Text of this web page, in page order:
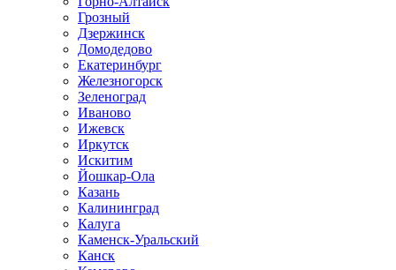
Грозный
Дзержинск
Домодедово
Екатеринбург
Железногорск
Зеленоград
Иваново
Ижевск
Иркутск
Искитим
Йошкар-Ола
Казань
Калининград
Калуга
Каменск-Уральский
Канск